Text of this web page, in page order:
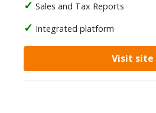
Sales and Tax Reports
Integrated platform
Visit site